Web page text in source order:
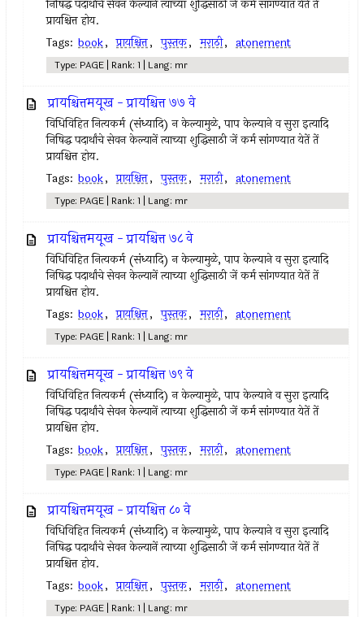
निषिद्ध पदार्थांचे सेवन केल्‍यानें त्‍याच्या शुद्धिसाठी जें कर्म सांगण्यात येतें तें
प्रायश्चित्त होय.
Tags: book, प्रायश्चित्त, पुस्तक, मराठी, atonement
Type: PAGE | Rank: 1 | Lang: mr
प्रायश्चित्तमयूख - प्रायश्चित्त ७७ वे
विधिविहित नित्‍यकर्म (संध्यादि) न केल्‍यामुळे, पाप केल्याने व सुरा इत्‍यादि
निषिद्ध पदार्थांचे सेवन केल्‍यानें त्‍याच्या शुद्धिसाठी जें कर्म सांगण्यात येतें तें
प्रायश्चित्त होय.
Tags: book, प्रायश्चित्त, पुस्तक, मराठी, atonement
Type: PAGE | Rank: 1 | Lang: mr
प्रायश्चित्तमयूख - प्रायश्चित्त ७८ वे
विधिविहित नित्‍यकर्म (संध्यादि) न केल्‍यामुळे, पाप केल्याने व सुरा इत्‍यादि
निषिद्ध पदार्थांचे सेवन केल्‍यानें त्‍याच्या शुद्धिसाठी जें कर्म सांगण्यात येतें तें
प्रायश्चित्त होय.
Tags: book, प्रायश्चित्त, पुस्तक, मराठी, atonement
Type: PAGE | Rank: 1 | Lang: mr
प्रायश्चित्तमयूख - प्रायश्चित्त ७९ वे
विधिविहित नित्‍यकर्म (संध्यादि) न केल्‍यामुळे, पाप केल्याने व सुरा इत्‍यादि
निषिद्ध पदार्थांचे सेवन केल्‍यानें त्‍याच्या शुद्धिसाठी जें कर्म सांगण्यात येतें तें
प्रायश्चित्त होय.
Tags: book, प्रायश्चित्त, पुस्तक, मराठी, atonement
Type: PAGE | Rank: 1 | Lang: mr
प्रायश्चित्तमयूख - प्रायश्चित्त ८० वे
विधिविहित नित्‍यकर्म (संध्यादि) न केल्‍यामुळे, पाप केल्याने व सुरा इत्‍यादि
निषिद्ध पदार्थांचे सेवन केल्‍यानें त्‍याच्या शुद्धिसाठी जें कर्म सांगण्यात येतें तें
प्रायश्चित्त होय.
Tags: book, प्रायश्चित्त, पुस्तक, मराठी, atonement
Type: PAGE | Rank: 1 | Lang: mr